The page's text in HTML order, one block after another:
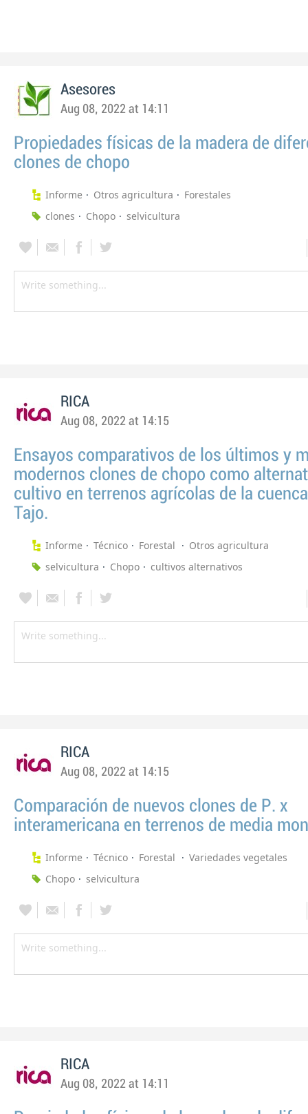
Asesores
Aug 08, 2022 at 14:11
Propiedades físicas de la madera de
clones de chopo
Informe Otros agricultura
Forestales
clones
Chopo selvicultura
RICA
Aug 08, 2022 at 14:15
Ensayos comparativos de los últimos y
modernos clones de chopo como
cultivo en terrenos agrícolas de la
Tajo.
Informe Técnico Forestal
Otros agricultura
selvicultura
Chopo cultivos alternativos
RICA
Aug 08, 2022 at 14:15
Comparación de nuevos clones de P. x
interamericana en terrenos de media
Informe Técnico Forestal
Variedades vegetales
Chopo
selvicultura
RICA
Aug 08, 2022 at 14:11